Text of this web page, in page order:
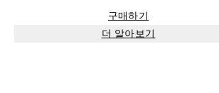
구매하기
더 알아보기